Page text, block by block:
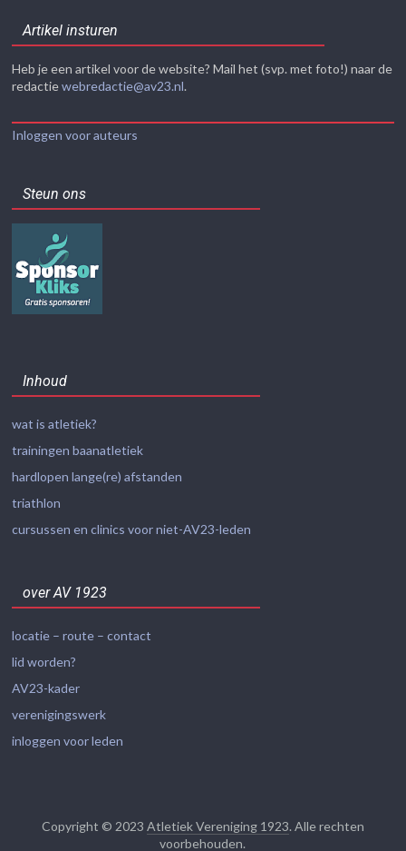
Artikel insturen
Heb je een artikel voor de website? Mail het (svp. met foto!) naar de
redactiewebredactie@av23.nl.
Inloggen voor auteurs
Steun ons
Inhoud
wat is atletiek?
trainingen baanatletiek
hardlopen lange(re) afstanden
triathlon
cursussen en clinics voor niet-AV23-leden
over AV 1923
locatie – route – contact
lid worden?
AV23-kader
verenigingswerk
inloggen voor leden
Copyright © 2023 Atletiek Vereniging 1923. Alle rechten
voorbehouden.